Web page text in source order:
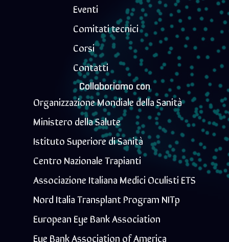
Eventi
Comitati tecnici
Corsi
Contatti
Collaboriamo con
Organizzazione Mondiale della Sanità
Ministero della Salute
Istituto Superiore di Sanità
Centro Nazionale Trapianti
Associazione Italiana Medici Oculisti ETS
Nord Italia Transplant Program NITp
European Eye Bank Association
Eye Bank Association of America